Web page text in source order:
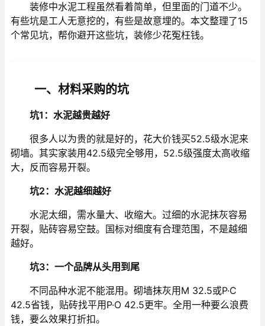
装修中水泥工程虽然看着简单，但里面的门道不少。
有些坑是工人无意挖的，有些是故意埋的。本文整理了15
个常见坑，帮你避开这些坑，装修少花冤枉钱。
一、材料采购的坑
坑1：水泥越贵越好
很多人以为贵的就是好的，花大价钱买52.5级水泥来
砌墙。其实家装用42.5级完全够用，52.5级强度太高收缩
大，反而容易开裂。
坑2：水泥越细越好
水泥太细，需水量大、收缩大。过细的水泥抹灰容易
开裂，贴砖容易空鼓。国标对细度有合理范围，不是越细
越好。
坑3：一个品牌从头用到尾
不同品种水泥不能混用。砌墙抹灰用M 32.5或P·C
42.5省钱，贴砖找平用P·O 42.5更牢。全用一种要么浪费
钱，要么效果打折扣。